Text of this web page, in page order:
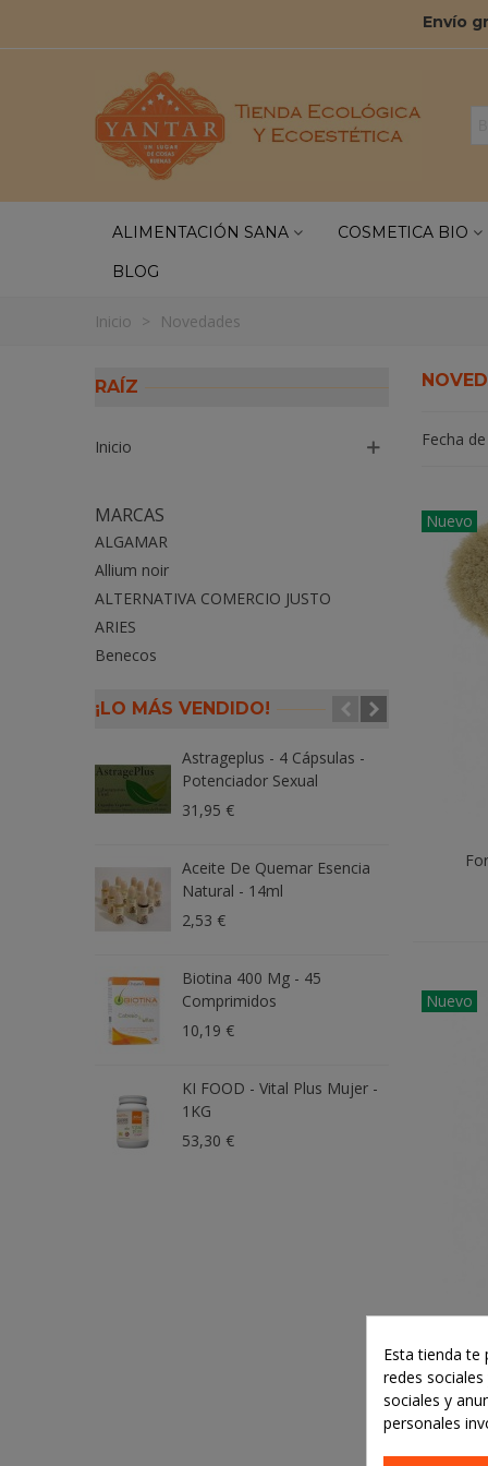
Envío
ALIMENTACIÓN SANA COSMETICA BIO
BLOG
Inicio > Novedades
RAÍZ
Inicio
MARCAS
ALGAMAR
Allium noir
ALTERNATIVA COMERCIO JUSTO
ARIES
Benecos
¡LO MÁS VENDIDO!
Astrageplus - 4 Cápsulas -
Potenciador Sexual
31,95 €
Aceite De Quemar Esencia
Natural - 14ml
2,53 €
Biotina 400 Μg - 45
Comprimidos
10,19 €
KI FOOD - Vital Plus Mujer -
1KG
53,30 €
Fecha
Nuevo
Nuevo
Esta tienda te
redes
sociales y
personales